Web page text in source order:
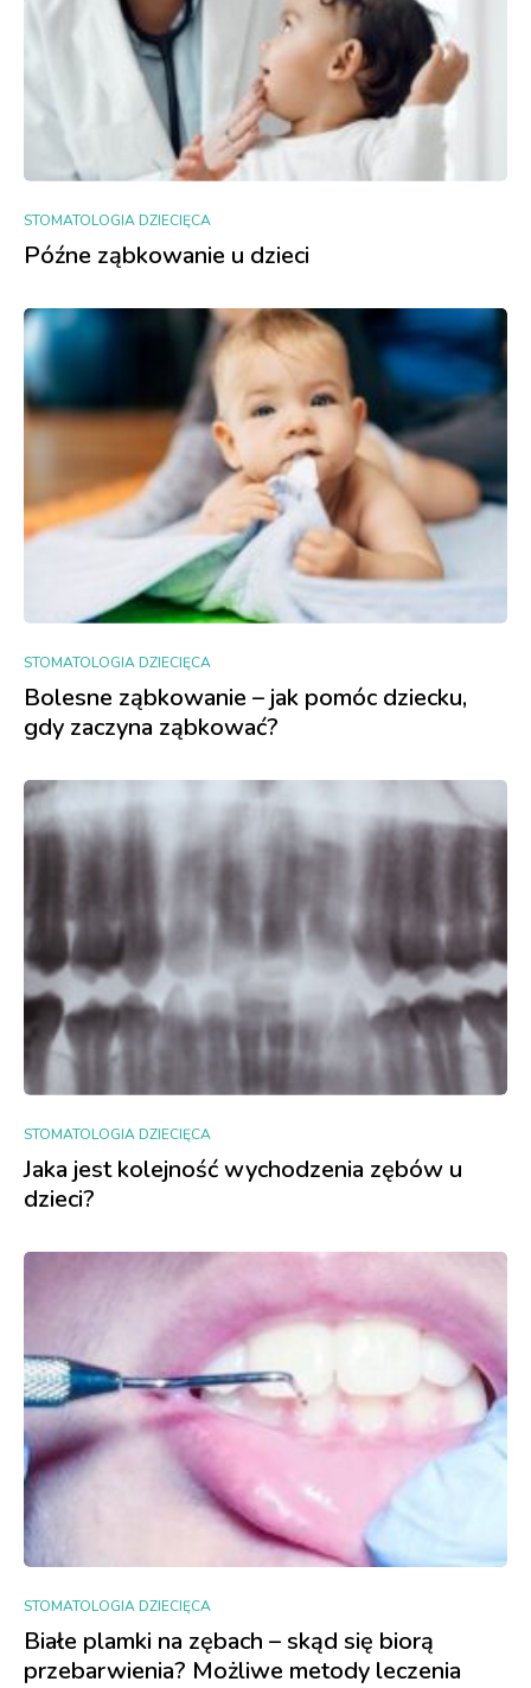
STOMATOLOGIA DZIECIĘCA
Późne ząbkowanie u dzieci
STOMATOLOGIA DZIECIĘCA
Bolesne ząbkowanie – jak pomóc dziecku,
gdy zaczyna ząbkować?
STOMATOLOGIA DZIECIĘCA
Jaka jest kolejność wychodzenia zębów u
dzieci?
STOMATOLOGIA DZIECIĘCA
Białe plamki na zębach – skąd się biorą
przebarwienia? Możliwe metody leczenia